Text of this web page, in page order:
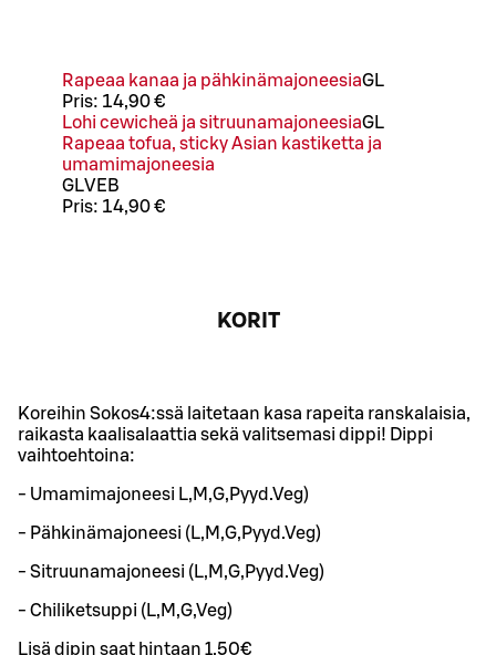
Rapeaa kanaa ja pähkinämajoneesiaGL
Pris: 14,90 €
Lohi cewicheä ja sitruunamajoneesiaGL
Rapeaa tofua, sticky Asian kastiketta ja
umamimajoneesia
GLVEB
Pris: 14,90 €
KORIT
Koreihin Sokos4:ssä laitetaan kasa rapeita ranskalaisia,
raikasta kaalisalaattia sekä valitsemasi dippi! Dippi
vaihtoehtoina:
- Umamimajoneesi L,M,G,Pyyd.Veg)
- Pähkinämajoneesi (L,M,G,Pyyd.Veg)
- Sitruunamajoneesi (L,M,G,Pyyd.Veg)
- Chiliketsuppi (L,M,G,Veg)
Lisä dipin saat hintaan 1,50€